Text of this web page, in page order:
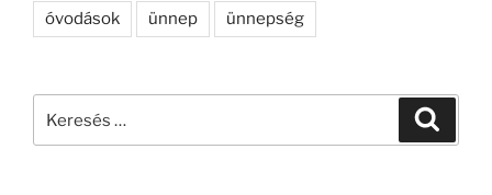
óvodások ünnep ünnepség